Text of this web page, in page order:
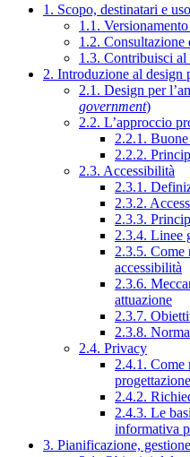
1. Scopo, destinatari e
1.1.
1.2. Consultazione
1.3. Contribuisci al
2. Introduzione al
2.1. Design per
government)
2.2. L’approccio
2.2.1.
2.2.2.
2.3. Accessibilità
2.3.1.
2.3.2.
2.3.3.
2.3.4. Linee
2.3.5. Come
accessibilità
2.3.6.
attuazione
2.3.7.
2.3.8.
2.4. Privacy
2.4.1. Come
2.4.2.
2.4.3. Le
informativa
3. Pianificazione,